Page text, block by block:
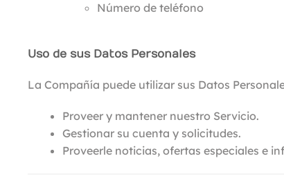
Número de teléfono
Uso de sus Datos Personales
La Compañía puede utilizar sus Datos
Proveer y mantener nuestro Servicio.
Gestionar su cuenta y solicitudes.
Proveerle noticias, ofertas especiales e